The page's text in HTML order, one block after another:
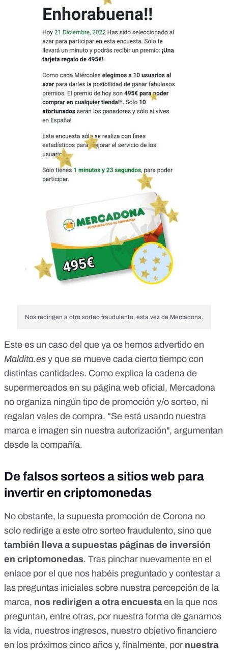
Nos redirigen a otro sorteo fraudulento, esta vez de Mercadona.
Este es un caso del que ya os hemos advertido en
Maldita.es y que se mueve cada cierto tiempo con
distintas cantidades. Como explica la cadena de
supermercados en su página web oficial , Mercadona
no organiza ningún tipo de promoción y/o sorteo, ni
regalan vales de compra. “Se está usando nuestra
marca e imagen sin nuestra autorización", argumentan
desde la compañía.
De falsos sorteos a sitios web para
invertir en criptomonedas
No obstante, la supuesta promoción de Corona no
solo redirige a este otro sorteo fraudulento, sino que
también lleva a supuestas páginas de inversión
en criptomonedas. Tras pinchar nuevamente en el
enlace por el que nos habéis preguntado y contestar a
las preguntas iniciales sobre nuestra percepción de la
marca, nos redirigen a otra encuestaen la que nos
preguntan, entre otras, por nuestra forma de ganarnos
la vida, nuestros ingresos, nuestro objetivo financiero
en los próximos cinco años y, finalmente, por nuestra